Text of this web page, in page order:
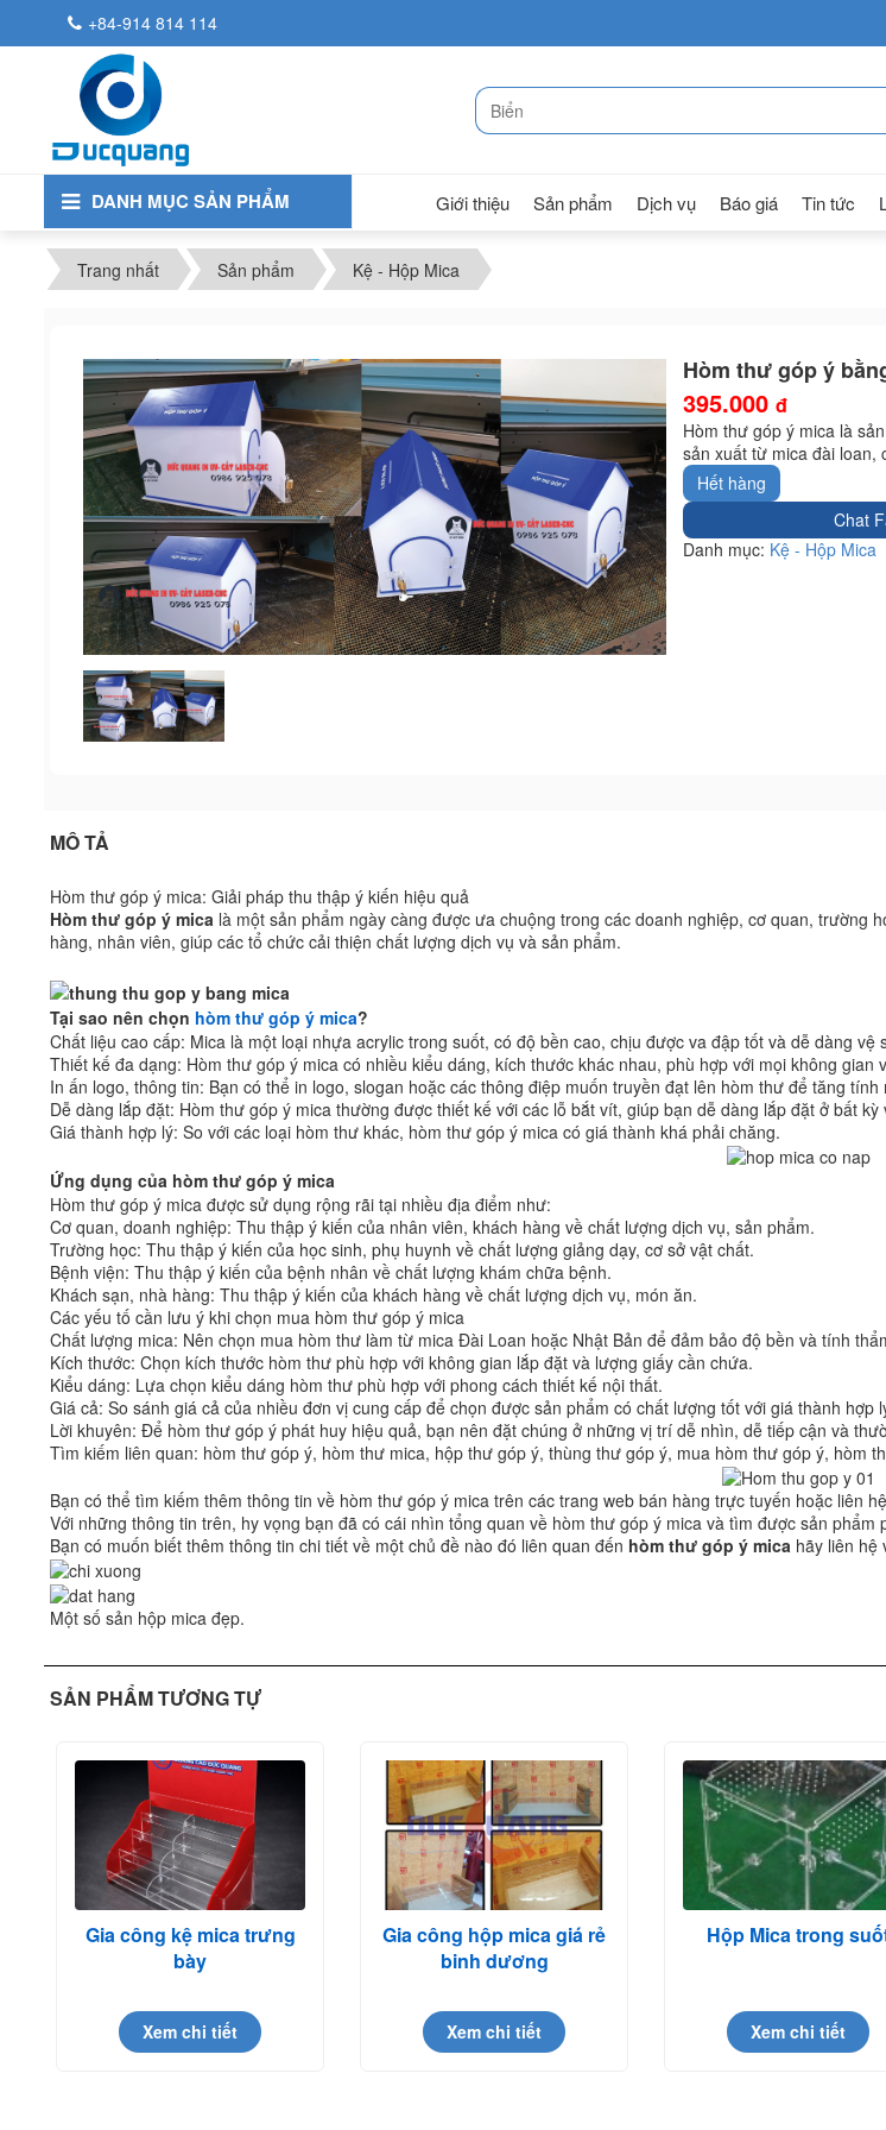
+84-914 814 114
DANH MỤC SẢN PHẨM Giới thiệu Sản phẩm Dịch vụ Báo giá Tin tức
Trang nhất Sản phẩm Kệ - Hộp Mica
Hòm thư góp ý
395.000đ
Hòm thư góp ý mica là
sản xuất từ mica đài loan,
Hết hàng
Chat
Danh mục: Kệ - Hộp Mica
MÔ TẢ
Hòm thư góp ý mica: Giải pháp thu thập ý kiến hiệu quả
Hòm thư góp ý mica là một sản phẩm ngày càng được ưa chuộng trong các doanh nghiệp, cơ quan,
hàng, nhân viên, giúp các tổ chức cải thiện chất lượng dịch vụ và sản phẩm.
Tại sao nên chọn hòm thư góp ý mica?
Chất liệu cao cấp: Mica là một loại nhựa acrylic trong suốt, có độ bền cao, chịu được va đập tốt và dễ dàng vệ
Thiết kế đa dạng: Hòm thư góp ý mica có nhiều kiểu dáng, kích thước khác nhau, phù hợp với mọi không gian
In ấn logo, thông tin: Bạn có thể in logo, slogan hoặc các thông điệp muốn truyền đạt lên hòm thư để tăng
Dễ dàng lắp đặt: Hòm thư góp ý mica thường được thiết kế với các lỗ bắt vít, giúp bạn dễ dàng lắp đặt ở bất kỳ
Giá thành hợp lý: So với các loại hòm thư khác, hòm thư góp ý mica có giá thành khá phải chăng.
Ứng dụng của hòm thư góp ý mica
Hòm thư góp ý mica được sử dụng rộng rãi tại nhiều địa điểm như:
Cơ quan, doanh nghiệp: Thu thập ý kiến của nhân viên, khách hàng về chất lượng dịch vụ, sản phẩm.
Trường học: Thu thập ý kiến của học sinh, phụ huynh về chất lượng giảng dạy, cơ sở vật chất.
Bệnh viện: Thu thập ý kiến của bệnh nhân về chất lượng khám chữa bệnh.
Khách sạn, nhà hàng: Thu thập ý kiến của khách hàng về chất lượng dịch vụ, món ăn.
Các yếu tố cần lưu ý khi chọn mua hòm thư góp ý mica
Chất lượng mica: Nên chọn mua hòm thư làm từ mica Đài Loan hoặc Nhật Bản để đảm bảo độ bền và tính
Kích thước: Chọn kích thước hòm thư phù hợp với không gian lắp đặt và lượng giấy cần chứa.
Kiểu dáng: Lựa chọn kiểu dáng hòm thư phù hợp với phong cách thiết kế nội thất.
Giá cả: So sánh giá cả của nhiều đơn vị cung cấp để chọn được sản phẩm có chất lượng tốt với giá thành hợp
Lời khuyên: Để hòm thư góp ý phát huy hiệu quả, bạn nên đặt chúng ở những vị trí dễ nhìn, dễ tiếp cận và
Tìm kiếm liên quan: hòm thư góp ý, hòm thư mica, hộp thư góp ý, thùng thư góp ý, mua hòm thư góp ý, hòm
Bạn có thể tìm kiếm thêm thông tin về hòm thư góp ý mica trên các trang web bán hàng trực tuyến hoặc liên
Với những thông tin trên, hy vọng bạn đã có cái nhìn tổng quan về hòm thư góp ý mica và tìm được sản phẩm
Bạn có muốn biết thêm thông tin chi tiết về một chủ đề nào đó liên quan đến hòm thư góp ý mica hãy liên hệ
Một số sản hộp mica đẹp.
SẢN PHẨM TƯƠNG TỰ
Gia công kệ mica trưng
bày
Xem chi tiết
Gia công hộp mica giá rẻ
binh dương
Xem chi tiết
Hộp Mica trong
Xem chi tiết